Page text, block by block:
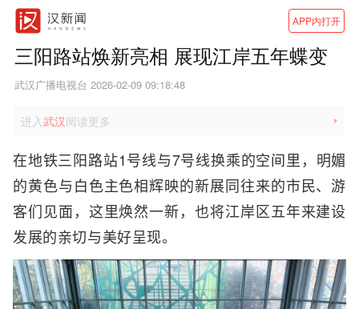
APP内打开
三阳路站焕新亮相 展现江岸五年蝶变
武汉广播电视台 2026-02-09 09:18:48
进入武汉阅读更多